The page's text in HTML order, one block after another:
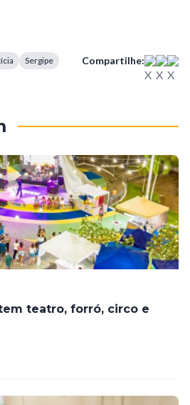
Sergipe Compartilhe:
teatro, forró, circo e